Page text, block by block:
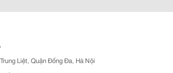
Liệt, Quận Đống Đa, Hà Nội